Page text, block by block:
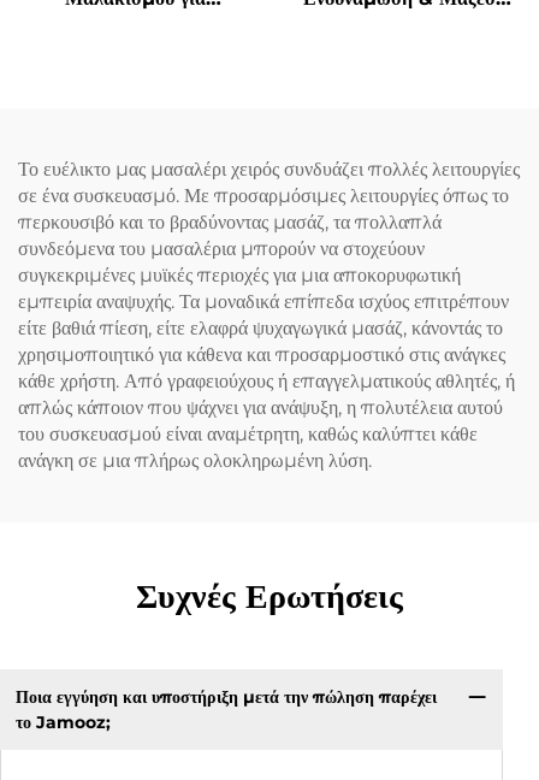
Το ευέλικτο μας μασαλέρι χειρός συνδυάζει πολλές λειτουργίες
σε ένα συσκευασμό. Με προσαρμόσιμες λειτουργίες όπως το
περκουσιβό και το βραδύνοντας μασάζ, τα πολλαπλά
συνδεόμενα του μασαλέρια μπορούν να στοχεύουν
συγκεκριμένες μυϊκές περιοχές για μια αποκορυφωτική
εμπειρία αναψυχής. Τα μοναδικά επίπεδα ισχύος επιτρέπουν
είτε βαθιά πίεση, είτε ελαφρά ψυχαγωγικά μασάζ, κάνοντάς το
χρησιμοποιητικό για κάθενα και προσαρμοστικό στις ανάγκες
κάθε χρήστη. Από γραφειούχους ή επαγγελματικούς αθλητές, ή
απλώς κάποιον που ψάχνει για ανάψυξη, η πολυτέλεια αυτού
του συσκευασμού είναι αναμέτρητη, καθώς καλύπτει κάθε
ανάγκη σε μια πλήρως ολοκληρωμένη λύση.
Συχνές Ερωτήσεις
Ποια εγγύηση και υποστήριξη μετά την πώληση παρέχει
το Jamooz;